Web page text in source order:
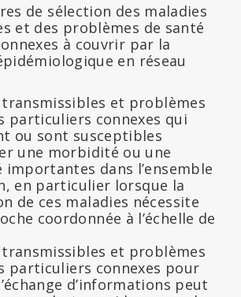
de sélection des maladies
et des problèmes de santé
à couvrir par la
en réseau
transmissibles et problèmes
particuliers connexes qui
ou sont susceptibles
une morbidité ou une
dans l’ensemble
en particulier lorsque la
de ces maladies nécessite
coordonnée à l’échelle de
transmissibles et problèmes
particuliers connexes pour
d’informations peut